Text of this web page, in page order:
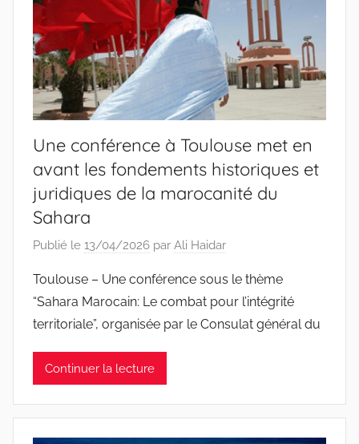
Une conférence à Toulouse met en
avant les fondements historiques et
juridiques de la marocanité du
Sahara
Publié le 13/04/2026 par Ali Haidar
Toulouse – Une conférence sous le thème
“Sahara Marocain: Le combat pour l’intégrité
territoriale”, organisée par le Consulat général du
Continuer la lecture